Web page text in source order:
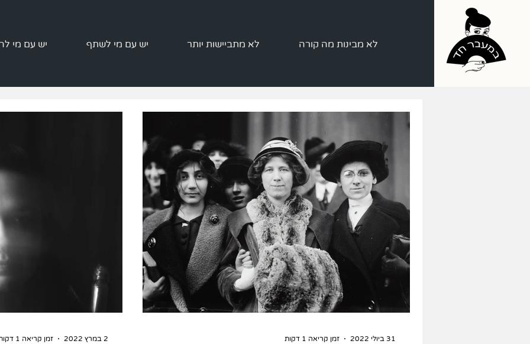
לא מבינות מה קורה לא מתביישות יותר יש עם מי לשתף יש עם מי
31 ביולי 2022 זמן קריאה 1 דקות 2 במרץ 2022 זמן קריאה 1 דקות